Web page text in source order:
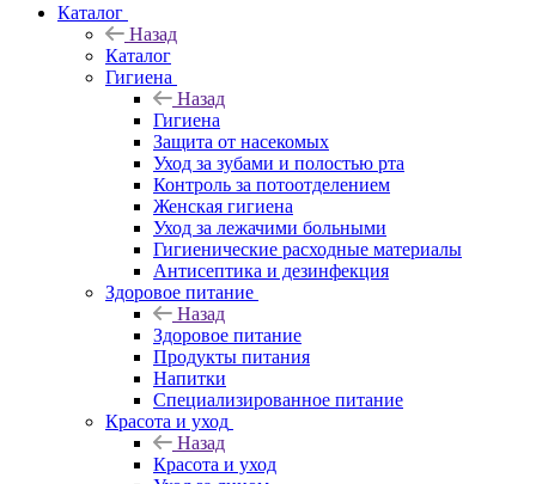
Каталог
Назад
Каталог
Гигиена
Назад
Гигиена
Защита от насекомых
Уход за зубами и полостью рта
Контроль за потоотделением
Женская гигиена
Уход за лежачими больными
Гигиенические расходные материалы
Антисептика и дезинфекция
Здоровое питание
Назад
Здоровое питание
Продукты питания
Напитки
Специализированное питание
Красота и уход
Назад
Красота и уход